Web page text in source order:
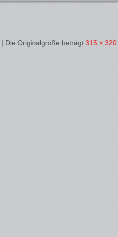
| Die Originalgröße beträgt 315 × 320